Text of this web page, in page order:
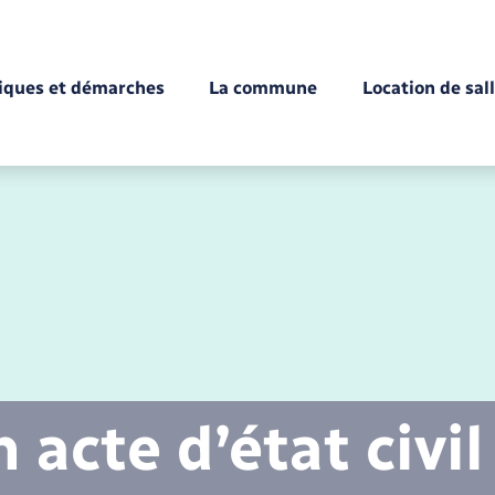
et démarches
Mariage – PACS
La commune Location de
acte d’état civil